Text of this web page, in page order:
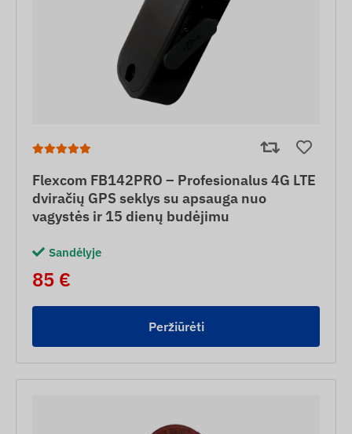
Flexcom FB142PRO – Profesionalus 4G LTE
dviračių GPS seklys su apsauga nuo
vagystės ir 15 dienų budėjimu
Sandėlyje
85 €
Peržiūrėti